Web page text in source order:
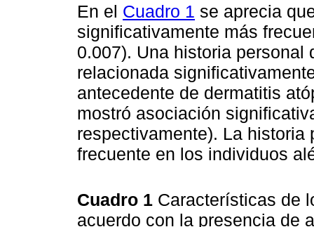
En el Cuadro 1 se aprecia
significativamente más
0.007). Una historia personal
relacionada
antecedente de dermatitis
mostró asociación
respectivamente). La historia
frecuente en los individuos
Cuadro 1 Características de
acuerdo con la presencia de